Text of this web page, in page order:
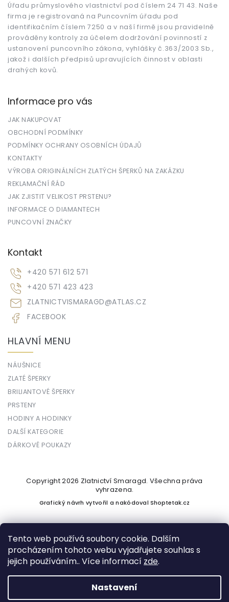
Tento web používá soubory cookie. Dalším
procházením tohoto webu vyjadřujete souhlas s
jejich používáním.. Více informací zde.
Nastavení
Úřadu průmyslového vlastnictví pod číslem 24 71 43. Naše
firma je registrovaná na Puncovním úřadu pod
identifikačním číslem 7250 a v naší firmě jsou pravidelně
prováděny kontroly za účelem dodržování povinností z
ustanovení puncovního zákona, vyhlášky č.363/2003 Sb.,
jakož i dalších předpisů upravujících činnost v oblasti
drahých kovů.
Informace pro vás
JAK NAKUPOVAT
OBCHODNÍ PODMÍNKY
PODMÍNKY OCHRANY OSOBNÍCH ÚDAJŮ
KONTAKTY
VÝROBA ORIGINÁLNÍCH ZLATÝCH ŠPERKŮ NA ZAKÁZKU
REKLAMAČNÍ ŘÁD
JAK ZJISTIT VELIKOST PRSTENU?
INFORMACE O DIAMANTECH
PUNCOVNÍ ZNAČKY
Kontakt
ZLATNICTVISMARAGD@ATLAS.CZ
+420 571 612 571
+420 571 423 423
FACEBOOK
HLAVNÍ MENU
NÁUŠNICE
ZLATÉ ŠPERKY
BRILIANTOVÉ ŠPERKY
PRSTENY
HODINY A HODINKY
DALŠÍ KATEGORIE
DÁRKOVÉ POUKAZY
Vytvořil Shoptet
Copyright 2026 Zlatnictví Smaragd. Všechna práva
vyhrazena.
Grafický návrh vytvořil a nakódovalShoptetak.cz
Podle zákona o evidenci tržeb je prodávající povinen vystavit